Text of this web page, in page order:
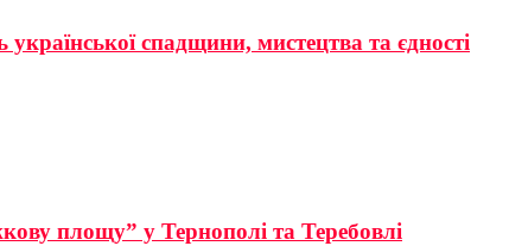
спадщини, мистецтва та єдності
площу” у Тернополі та Теребовлі